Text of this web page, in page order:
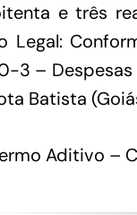
e três
Legal:
3 –
Batista
Aditivo –